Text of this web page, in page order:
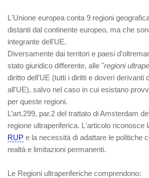
L'Unione europea conta 9 regioni
distanti dal continente europeo, ma che
integrante dell'UE.
Diversamente dai territori e paesi
stato giuridico differente, alle "regioni
diritto dell'UE (tutti i diritti e doveri derivanti
all'UE), salvo nel caso in cui esistano
per queste regioni.
L’art.299, par.2 del trattato di Amsterdam
regione ultraperiferica. L'articolo riconosce
RUP e la necessità di adattare le politiche
realtà e limitazioni permanenti.
Le Regioni ultraperiferiche comprendono: